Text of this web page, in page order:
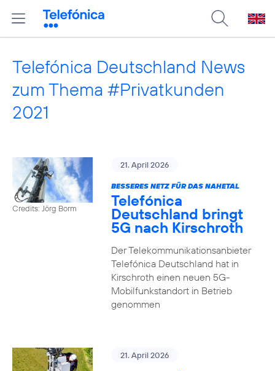
Telefónica Deutschland News
zum Thema #Privatkunden
2021
Credits: Jörg Borm
21. April 2026
BESSERES NETZ FÜR DAS NAHETAL
Telefónica
Deutschland bringt
5G nach Kirschroth
Der Telekommunikationsanbieter
Telefónica Deutschland hat in
Kirschroth einen neuen 5G-
Mobilfunkstandort in Betrieb
genommen
21. April 2026